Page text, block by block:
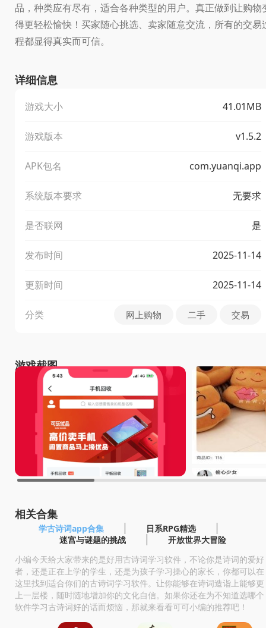
品，种类应有尽有，适合各种类型的用户。真正做到让购物
得更轻松愉快！买家随心挑选、卖家随意交流，所有的交易
程都显得真实而可信。
详细信息
游戏大小 41.01MB
游戏版本 v1.5.2
APK包名 com.yuanqi.app
系统版本要求 无要求
是否联网 是
发布时间 2025-11-14
更新时间 2025-11-14
分类 网上购物 二手 交易
游戏截图
相关合集
学古诗词app合集
日系RPG精选
迷宫与谜题的挑战
开放世界大冒险
小编今天给大家带来的是好用古诗词学习软件，不论你是诗词的爱好
者，还是正在上学的学生，还是为孩子学习操心的家长，你都可以在
这里找到适合你们的古诗词学习软件。让你能够在诗词造诣上能够更
上一层楼，随时随地增加你的文化自信。如果你还在为不知道选哪个
软件学习古诗词好的话而烦恼，那就来看看可可小编的推荐吧！